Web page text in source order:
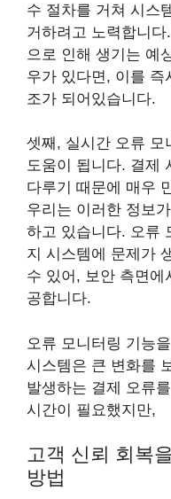
수 절차를 거쳐 시스
거하려고 노력합니
으로 인해 생기는 예
우가 있다면, 이를 즉
조가 되어있습니다.
셋째, 실시간 오류 모
도움이 됩니다. 결제
다루기 때문에 매우
우리는 이러한 정보
하고 있습니다. 오류
지 시스템에 문제가
수 있어, 보안 측면에
공합니다.
오류 모니터링 기능
시스템은 큰 변화를
발생하는 결제 오류
시간이 필요했지만,
고객 신뢰 회복
방법